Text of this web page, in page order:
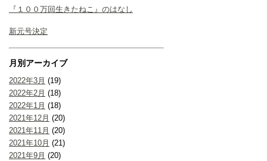
『１００万回生きたねこ』のはなし
新元号決定
月別アーカイブ
2022年3月 (19)
2022年2月 (18)
2022年1月 (18)
2021年12月 (20)
2021年11月 (20)
2021年10月 (21)
2021年9月 (20)